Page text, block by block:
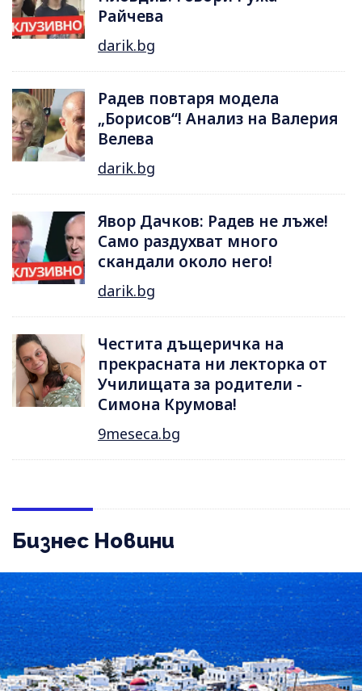
Райчева
darik.bg
Радев повтаря модела
„Борисов“! Анализ на Валерия
Велева
darik.bg
Явор Дачков: Радев не лъже!
Само раздухват много
скандали около него!
darik.bg
Честита дъщеричка на
прекрасната ни лекторка от
Училищата за родители -
Симона Крумова!
9meseca.bg
Бизнес Новини